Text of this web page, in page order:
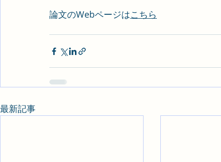
論文のWebページはこちら
最新記事